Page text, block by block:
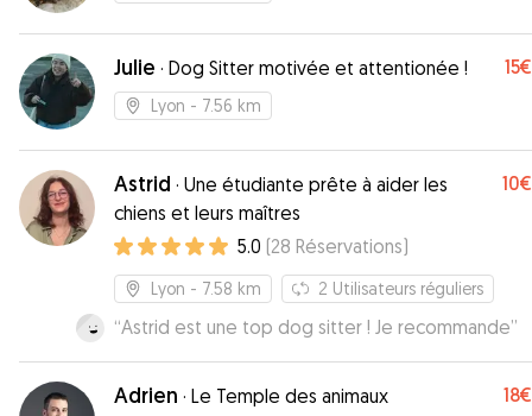
Julie · Dog Sitter motivée et attentionée ! 15€
Lyon - 7.56 km
Astrid · Une étudiante prête à aider les
chiens et leurs maîtres
10€
5.0 (28 Réservations)
Lyon - 7.58 km 2 Utilisateurs réguliers
“Astrid est une top dog sitter ! Je recommande”
Adrien · Le Temple des animaux 18€